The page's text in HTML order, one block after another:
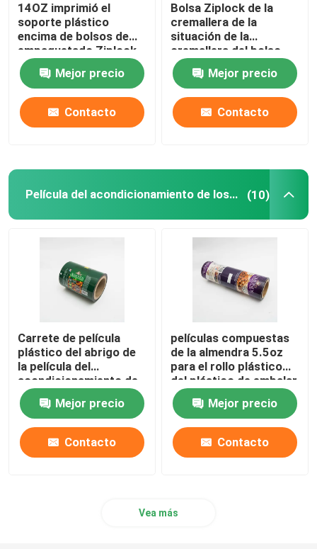
14OZ imprimió el
soporte plástico
encima de bolsos de
empaquetado Ziplock
de encargo del arroz
inmediato de la bolsa
Mejor precio
Contacto
Bolsa Ziplock de la
cremallera de la
situación de la
cremallera del bolso
del acondicionamiento
de los alimentos de
12OZ 340g para la
quinoa brotada
Mejor precio
Contacto
Película del acondicionamiento de los alimentos (10)
Carrete de película
plástico del abrigo de
la película del
acondicionamiento de
los alimentos de la
almendra 0.63OZ Logo
Printed
Mejor precio
Contacto
películas compuestas
de la almendra 5.5oz
para el rollo plástico
del plástico de embalar
del acondicionamiento
de los alimentos
Mejor precio
Contacto
Vea más